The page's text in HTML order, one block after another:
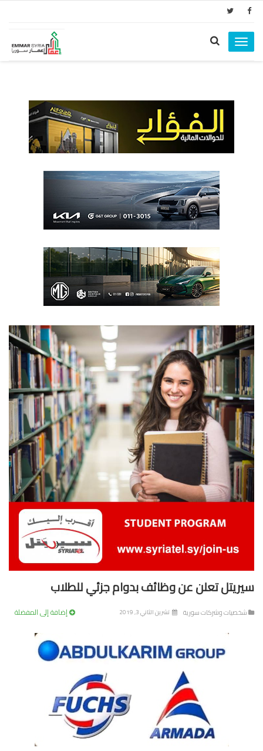
Toggle
navigation
تعلن عن وظائف بدوام جزئي للطلاب
وشركات سورية تشرين الثاني 3, 2019 إضافة إلى المفضلة